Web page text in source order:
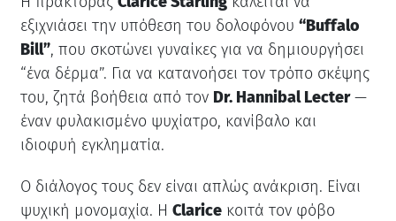
εξιχνιάσει την υπόθεση του δολοφόνου “Buffalo
Bill”, που σκοτώνει γυναίκες για να δημιουργήσει
“ένα δέρμα”. Για να κατανοήσει τον τρόπο σκέψης
του, ζητά βοήθεια από τον Dr. Hannibal Lecter—
έναν φυλακισμένο ψυχίατρο, κανίβαλο και
ιδιοφυή εγκληματία.
Ο διάλογος τους δεν είναι απλώς ανάκριση. Είναι
ψυχική μονομαχία. Η Clariceκοιτά τον φόβο